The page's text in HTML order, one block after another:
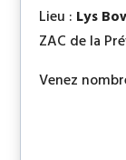
Lieu : Lys
ZAC de la
Venez